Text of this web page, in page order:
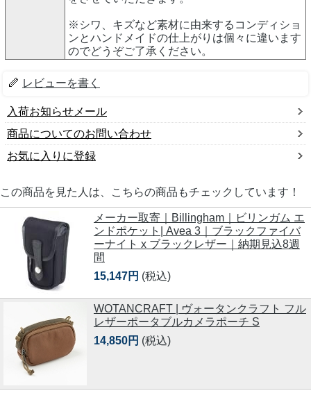
※シワ、キズなど素材に由来するコンディショ
ンとハンドメイドの仕上がりは個々に違います
のでどうぞご了承ください。
レビューを書く
入荷お知らせメール
商品についてのお問い合わせ
お気に入りに登録
この商品を見た人は、こちらの商品もチェックしています！
メーカー取寄｜Billingham｜ビリンガム エ
ンドポケット| Avea 3｜ブラックファイバ
ーナイト x ブラックレザー｜納期見込8週
間
15,147円 (税込)
WOTANCRAFT | ヴォータンクラフト フル
レザーポータブルカメラポーチ S
14,850円 (税込)